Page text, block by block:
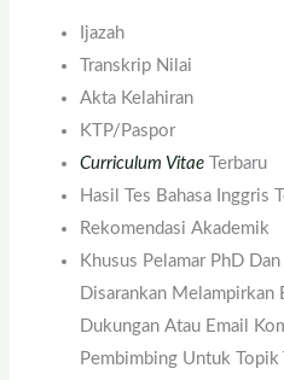
Ijazah
Transkrip Nilai
Akta Kelahiran
KTP/Paspor
Curriculum Vitae Terbaru
Hasil Tes Bahasa Inggris
Rekomendasi Akademik
Khusus Pelamar PhD Dan
Disarankan
Dukungan Atau Email
Pembimbing Untuk